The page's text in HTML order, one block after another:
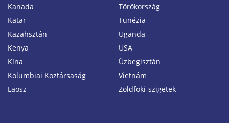
Kanada
Katar
Kazahsztán
Kenya
Kína
Kolumbiai Köztársaság
Laosz
Törökország
Tunézia
Uganda
USA
Üzbegisztán
Vietnám
Zöldfoki-szigetek